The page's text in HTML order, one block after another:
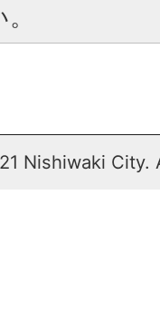
Nishiwaki City.